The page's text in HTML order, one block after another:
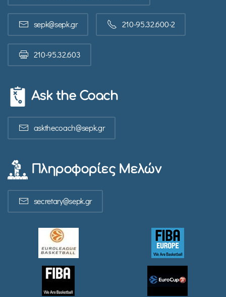
sepk@sepk.gr 210-95.32.600-2
210-95.32.603
Ask the Coach
askthecoach@sepk.gr
Πληροφορίες Μελών
secretary@sepk.gr